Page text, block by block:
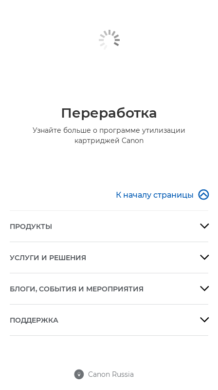
Переработка
Узнайте больше о программе утилизации
картриджей Canon
К началу страницы 
ПРОДУКТЫ 
УСЛУГИ И РЕШЕНИЯ 
БЛОГИ, СОБЫТИЯ И МЕРОПРИЯТИЯ 
ПОДДЕРЖКА 
 Canon Russia